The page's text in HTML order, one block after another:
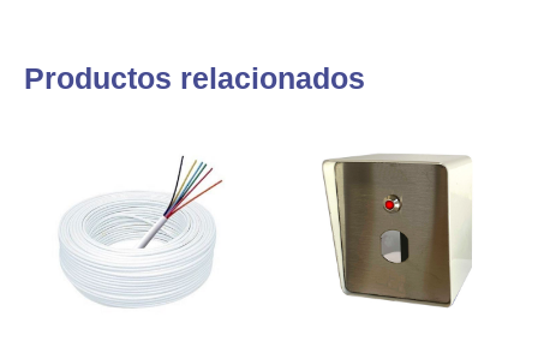
Productos relacionados